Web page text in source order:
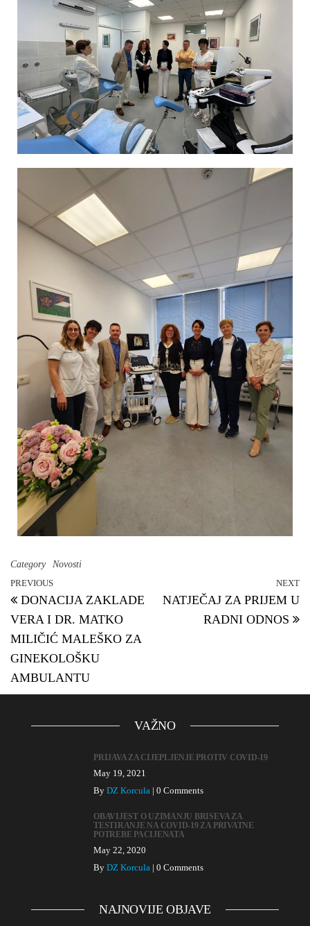
Category
Novosti
PREVIOUS
DONACIJA ZAKLADE
VERA I DR. MATKO
MILIČIĆ MALEŠKO ZA
GINEKOLOŠKU
AMBULANTU
NEXT
NATJEČAJ ZA PRIJEM U
RADNI ODNOS
VAŽNO
PRIJAVA ZA CIJEPLJENJE PROTIV COVID-19
May 19, 2021
By DZ Korcula | 0 Comments
OBAVIJEST O UZIMANJU BRISEVA ZA
TESTIRANJE NA COVID-19 ZA PRIVATNE
POTREBE PACIJENATA
May 22, 2020
By DZ Korcula | 0 Comments
NAJNOVIJE OBJAVE